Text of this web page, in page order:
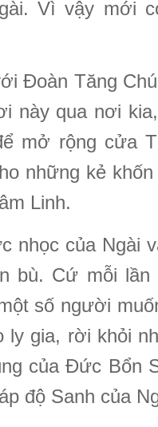
Vì vậy mới
Đoàn Tăng
này qua nơi
mở rộng cửa
những kẻ
Linh.
nhọc của Ngài
bù. Cứ mỗi lần
số người
ly gia, rời khỏi
của Đức Bổn
độ Sanh của